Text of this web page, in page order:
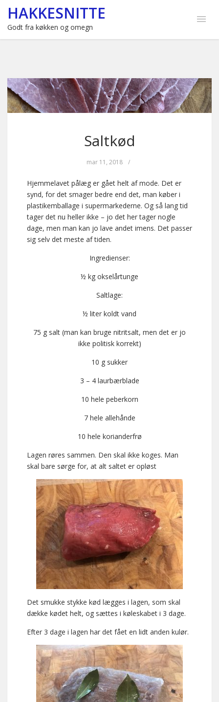
HAKKESNITTE
Godt fra køkken og omegn
Saltkød
mar 11, 2018 /
Hjemmelavet pålæg er gået helt af mode. Det er
synd, for det smager bedre end det, man køber i
plastikemballage i supermarkederne. Og så lang tid
tager det nu heller ikke – jo det her tager nogle
dage, men man kan jo lave andet imens. Det passer
sig selv det meste af tiden.
Ingredienser:
½ kg okselårtunge
Saltlage:
½ liter koldt vand
75 g salt (man kan bruge nitritsalt, men det er jo
ikke politisk korrekt)
10 g sukker
3 – 4 laurbærblade
10 hele peberkorn
7 hele allehånde
10 hele korianderfrø
Lagen røres sammen. Den skal ikke koges. Man
skal bare sørge for, at alt saltet er opløst
Det smukke stykke kød lægges i lagen, som skal
dække kødet helt, og sættes i køleskabet i 3 dage.
Efter 3 dage i lagen har det fået en lidt anden kulør.